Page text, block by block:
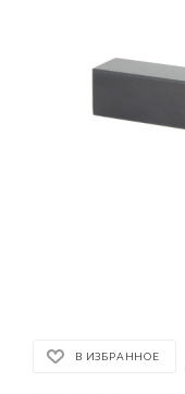
В ИЗБРАННОЕ